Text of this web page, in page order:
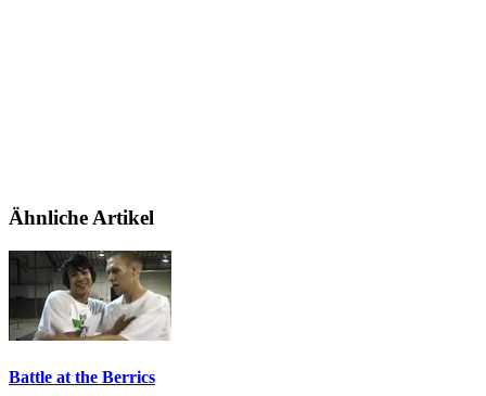
Ähnliche Artikel
Battle at the Berrics